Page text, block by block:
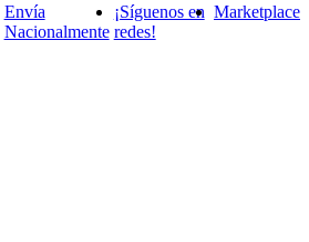
Envía
Nacionalmente
¡Síguenos en
redes!
Marketplace